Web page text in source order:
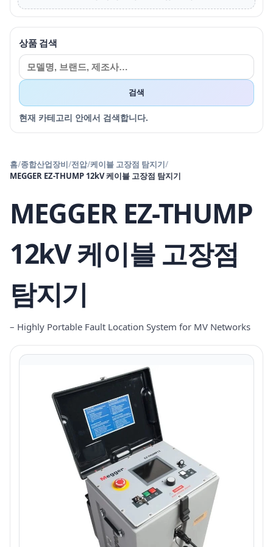
상품 검색
검색
현재 카테고리 안에서 검색합니다.
홈/종합산업장비/전압/케이블 고장점 탐지기/
MEGGER EZ-THUMP 12kV 케이블 고장점 탐지기
MEGGER EZ-THUMP
12kV 케이블 고장점
탐지기
– Highly Portable Fault Location System for MV Networks